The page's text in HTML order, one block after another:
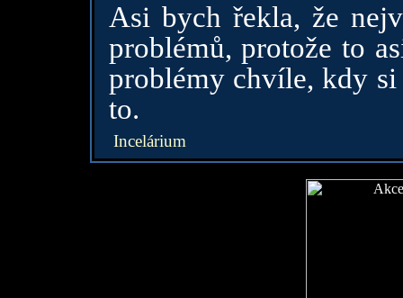
Asi bych řekla, že
problémů, protože to
problémy chvíle, kdy
to.
Incelárium